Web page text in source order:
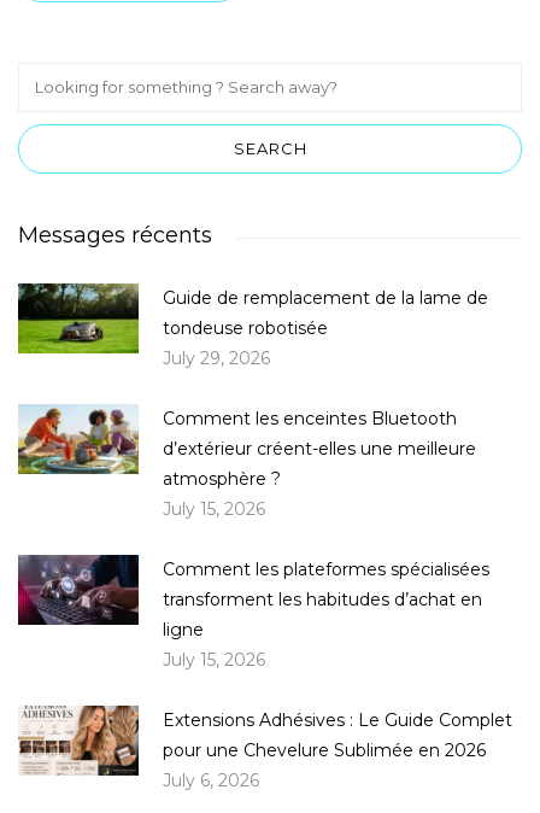
Messages récents
Guide de remplacement de la lame de
tondeuse robotisée
July 29, 2026
Comment les enceintes Bluetooth
d’extérieur créent-elles une meilleure
atmosphère ?
July 15, 2026
Comment les plateformes spécialisées
transforment les habitudes d’achat en
ligne
July 15, 2026
Extensions Adhésives : Le Guide Complet
pour une Chevelure Sublimée en 2026
July 6, 2026